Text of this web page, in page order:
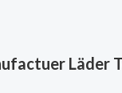
Läder